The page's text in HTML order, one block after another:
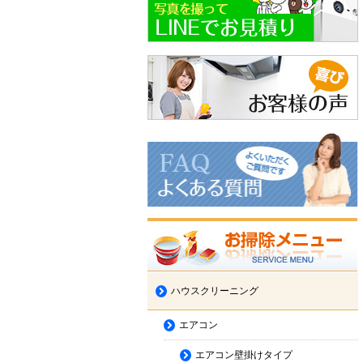
ハウスクリーニング
エアコン
エアコン壁掛けタイプ